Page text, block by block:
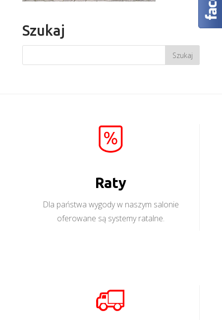
Szukaj
Raty
Dla państwa wygody w naszym salonie
oferowane są systemy ratalne.